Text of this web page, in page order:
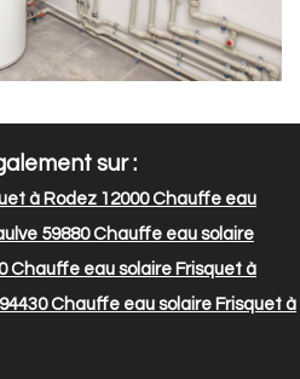
sur :
à Rodez 12000Chauffe eau
59880Chauffe eau solaire
Chauffe eau solaire Frisquet à
Chauffe eau solaire Frisquet à